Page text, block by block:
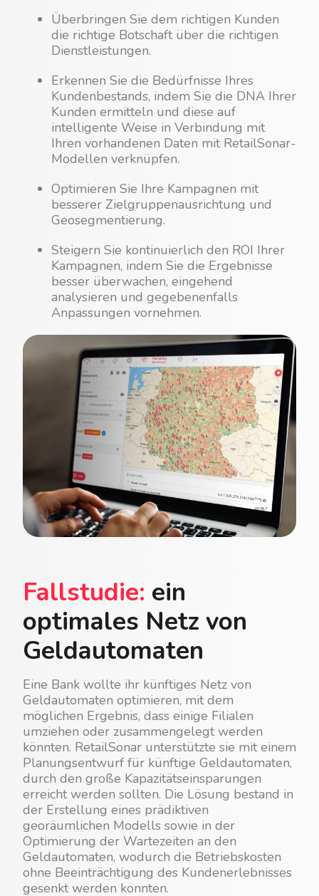
Überbringen Sie dem richtigen Kunden
die richtige Botschaft über die richtigen
Dienstleistungen.
Erkennen Sie die Bedürfnisse Ihres
Kundenbestands, indem Sie die DNA Ihrer
Kunden ermitteln und diese auf
intelligente Weise in Verbindung mit
Ihren vorhandenen Daten mit RetailSonar-
Modellen verknüpfen.
Optimieren Sie Ihre Kampagnen mit
besserer Zielgruppenausrichtung und
Geosegmentierung.
Steigern Sie kontinuierlich den ROI Ihrer
Kampagnen, indem Sie die Ergebnisse
besser überwachen, eingehend
analysieren und gegebenenfalls
Anpassungen vornehmen.
Fallstudie: ein
optimales Netz von
Geldautomaten
Eine Bank wollte ihr künftiges Netz von
Geldautomaten optimieren, mit dem
möglichen Ergebnis, dass einige Filialen
umziehen oder zusammengelegt werden
könnten. RetailSonar unterstützte sie mit einem
Planungsentwurf für künftige Geldautomaten,
durch den große Kapazitätseinsparungen
erreicht werden sollten. Die Lösung bestand in
der Erstellung eines prädiktiven
georäumlichen Modells sowie in der
Optimierung der Wartezeiten an den
Geldautomaten, wodurch die Betriebskosten
ohne Beeinträchtigung des Kundenerlebnisses
gesenkt werden konnten.